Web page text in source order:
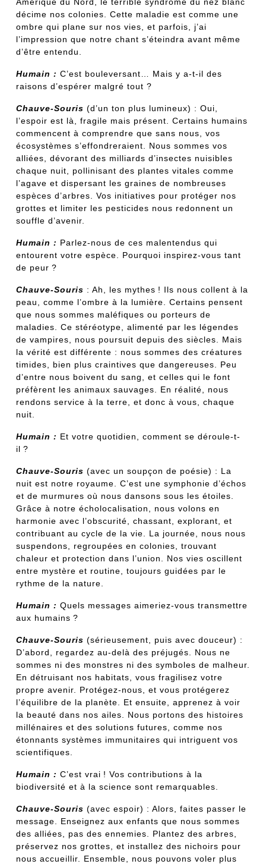
décime nos colonies. Cette maladie est comme une
ombre qui plane sur nos vies, et parfois, j’ai
l’impression que notre chant s’éteindra avant même
d’être entendu.
Humain : C’est bouleversant… Mais y a-t-il des
raisons d’espérer malgré tout ?
Chauve-Souris (d’un ton plus lumineux) : Oui,
l’espoir est là, fragile mais présent. Certains humains
commencent à comprendre que sans nous, vos
écosystèmes s’effondreraient. Nous sommes vos
alliées, dévorant des milliards d’insectes nuisibles
chaque nuit, pollinisant des plantes vitales comme
l’agave et dispersant les graines de nombreuses
espèces d’arbres. Vos initiatives pour protéger nos
grottes et limiter les pesticides nous redonnent un
souffle d’avenir.
Humain : Parlez-nous de ces malentendus qui
entourent votre espèce. Pourquoi inspirez-vous tant
de peur ?
Chauve-Souris : Ah, les mythes ! Ils nous collent à la
peau, comme l’ombre à la lumière. Certains pensent
que nous sommes maléfiques ou porteurs de
maladies. Ce stéréotype, alimenté par les légendes
de vampires, nous poursuit depuis des siècles. Mais
la vérité est différente : nous sommes des créatures
timides, bien plus craintives que dangereuses. Peu
d’entre nous boivent du sang, et celles qui le font
préfèrent les animaux sauvages. En réalité, nous
rendons service à la terre, et donc à vous, chaque
nuit.
Humain : Et votre quotidien, comment se déroule-t-
il ?
Chauve-Souris (avec un soupçon de poésie) : La
nuit est notre royaume. C’est une symphonie d’échos
et de murmures où nous dansons sous les étoiles.
Grâce à notre écholocalisation, nous volons en
harmonie avec l’obscurité, chassant, explorant, et
contribuant au cycle de la vie. La journée, nous nous
suspendons, regroupées en colonies, trouvant
chaleur et protection dans l’union. Nos vies oscillent
entre mystère et routine, toujours guidées par le
rythme de la nature.
Humain : Quels messages aimeriez-vous transmettre
aux humains ?
Chauve-Souris (sérieusement, puis avec douceur) :
D’abord, regardez au-delà des préjugés. Nous ne
sommes ni des monstres ni des symboles de malheur.
En détruisant nos habitats, vous fragilisez votre
propre avenir. Protégez-nous, et vous protégerez
l’équilibre de la planète. Et ensuite, apprenez à voir
la beauté dans nos ailes. Nous portons des histoires
millénaires et des solutions futures, comme nos
étonnants systèmes immunitaires qui intriguent vos
scientifiques.
Humain : C’est vrai ! Vos contributions à la
biodiversité et à la science sont remarquables.
Chauve-Souris (avec espoir) : Alors, faites passer le
message. Enseignez aux enfants que nous sommes
des alliées, pas des ennemies. Plantez des arbres,
préservez nos grottes, et installez des nichoirs pour
nous accueillir. Ensemble, nous pouvons voler plus